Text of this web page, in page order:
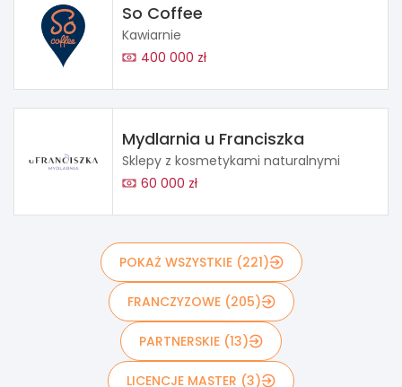
So Coffee
Kawiarnie
400 000 zł
Mydlarnia u Franciszka
Sklepy z kosmetykami naturalnymi
60 000 zł
POKAŻ WSZYSTKIE (221)
FRANCZYZOWE (205)
PARTNERSKIE (13)
LICENCJE MASTER (3)